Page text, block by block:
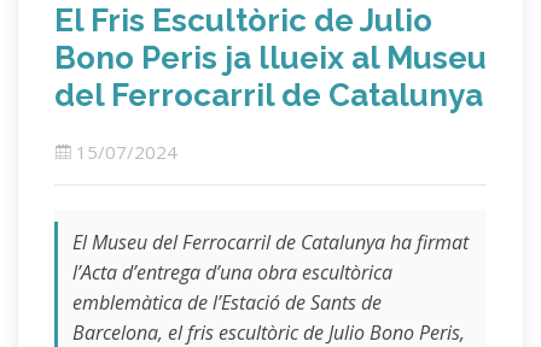
El Fris Escultòric de Julio
Bono Peris ja llueix al Museu
del Ferrocarril de Catalunya
15/07/2024
El Museu del Ferrocarril de Catalunya ha firmat
l’Acta d’entrega d’una obra escultòrica
emblemàtica de l’Estació de Sants de
Barcelona, el fris escultòric de Julio Bono Peris,